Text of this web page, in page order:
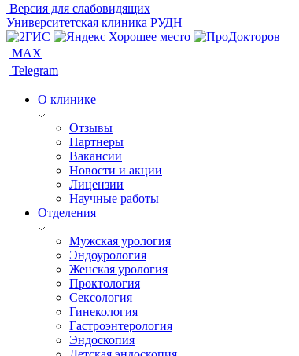
Версия для слабовидящих
Университетская клиника РУДН
MAX
Telegram
О клинике
Отзывы
Партнеры
Вакансии
Новости и акции
Лицензии
Научные работы
Отделения
Мужская урология
Эндоурология
Женская урология
Проктология
Сексология
Гинекология
Гастроэнтерология
Эндоскопия